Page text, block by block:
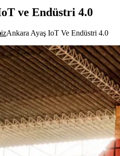
ve Endüstri 4.0
Ankara Ayaş IoT Ve Endüstri 4.0